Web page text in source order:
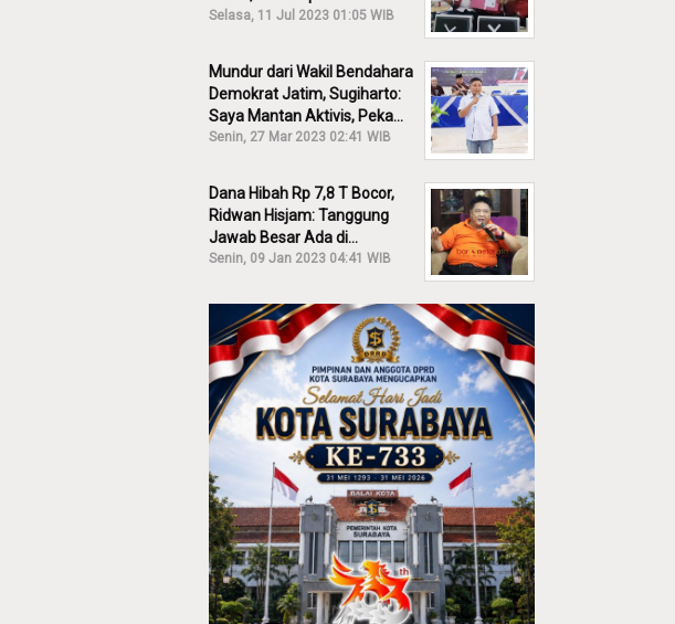
Khofifah ke KPK: Dia Harus
Selasa, 11 Jul 2023 01:05 WIB
Mundur dari Wakil Bendahara
Demokrat Jatim, Sugiharto:
Saya Mantan Aktivis, Peka
Sekali Kalau Ada yang
Senin, 27 Mar 2023 02:41 WIB
Dana Hibah Rp 7,8 T Bocor,
Ridwan Hisjam: Tanggung
Jawab Besar Ada di
Pemprov, Bukan DPRD Jatim!
Senin, 09 Jan 2023 04:41 WIB